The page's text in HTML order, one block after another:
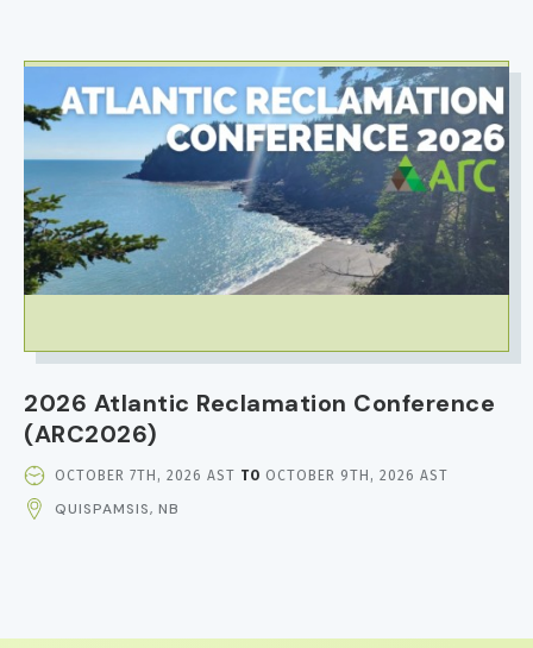
2026 Atlantic Reclamation Conference
(ARC2026)
EVENT
AND
OCTOBER 7TH, 2026 AST TO OCTOBER 9TH, 2026 AST
QUISPAMSIS, NB